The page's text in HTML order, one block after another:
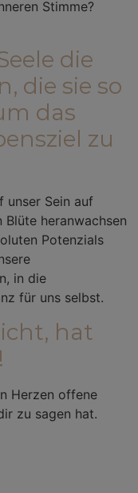
Stimme?
die
die sie so
das
zu
unser Sein auf
heranwachsen
Potenzials
in die
für uns selbst.
hat
Herzen offene
zu sagen hat.